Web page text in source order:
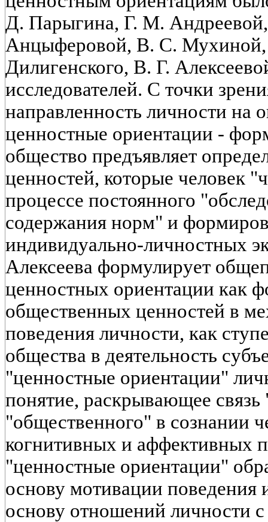
Д. Парыгина, Г. М.
Анцыферовой, В. С. Мухиной,
Дилигенского, В. Г.
исследователей. С точки
направленность личности на
ценностные ориентации -
общество предъявляет
ценностей, которые человек
процессе постоянного
содержания норм" и
индивидуально-личностных
Алексеева формулирует
ценностных ориентации как
общественных ценностей в
поведения личности, как
общества в деятельность
"ценностные ориентации"
понятие, раскрывающее
"общественного" в сознании
когнитивных и аффективных
"ценностные ориентации"
основу мотивации
основу отношений личности